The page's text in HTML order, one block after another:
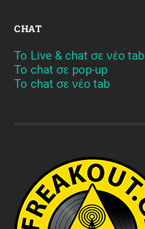
CHAT
To Live & chat σε νέο tab
To chat σε pop-up
To chat σε νέο tab